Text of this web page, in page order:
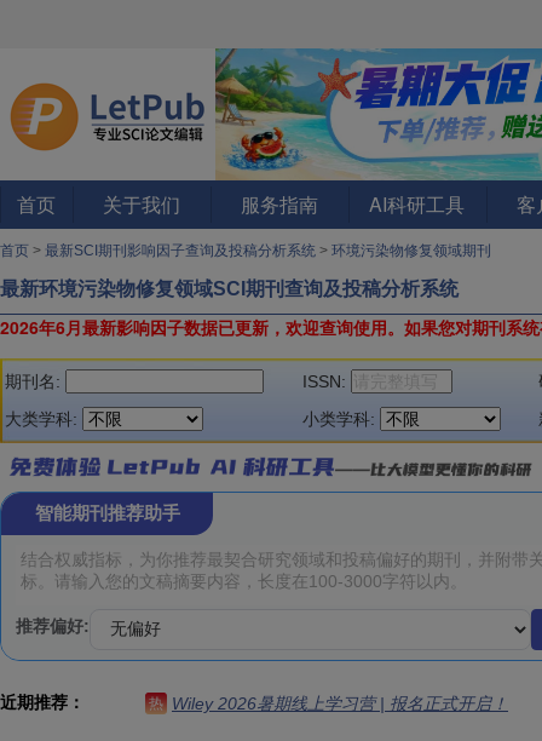
首页 关于我们 服务指南 AI科研工具 客
首页 > 最新SCI期刊影响因子查询及投稿分析系统 > 环境污染物修复领域期刊
最新环境污染物修复领域SCI期刊查询及投稿分析系统
2026年6月最新影响因子数据已更新，欢迎查询使用。 如果您对期刊系
期刊名: ISSN:
大类学科:
小类学科:
智能期刊推荐助手
推荐偏好:
近期推荐： 热 Wiley 2026暑期线上学习营 | 报名正式开启！